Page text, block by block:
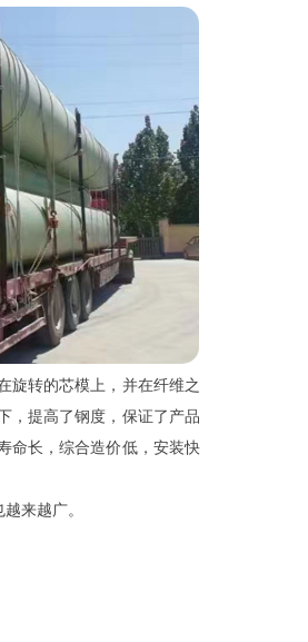
旋转的芯模上，并在纤维之
，提高了钢度，保证了产品
命长，综合造价低，安装快
来越广。